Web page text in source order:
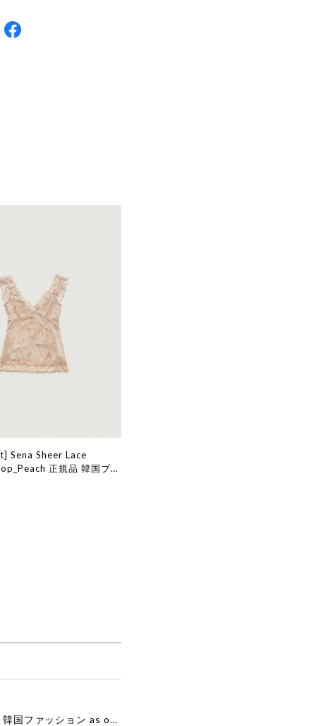
Sena Sheer Lace
正規品 韓国ブラ
ト ザバーネット 日本 店
[as”on] BONITA MINI BAG / BLACK 正規品 韓国ブランド 韓国通販 韓国代行 韓国ファッション as on ason エズオン アズオン